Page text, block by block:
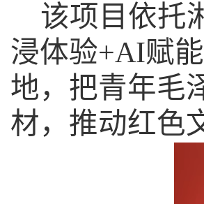
该项目依托
浸体验+AI赋
地，把青年毛
材，推动红色